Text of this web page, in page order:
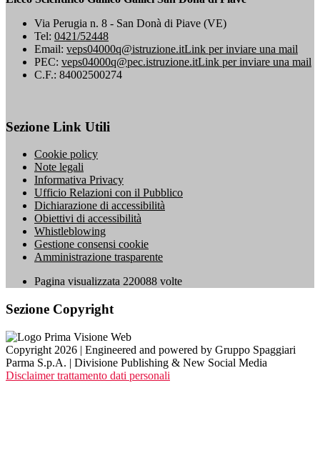
Via Perugia n. 8 - San Donà di Piave (VE)
Tel: 0421/52448
Email: veps04000q@istruzione.itLink per inviare una mail
PEC: veps04000q@pec.istruzione.itLink per inviare una mail
C.F.: 84002500274
Sezione Link Utili
Cookie policy
Note legali
Informativa Privacy
Ufficio Relazioni con il Pubblico
Dichiarazione di accessibilità
Obiettivi di accessibilità
Whistleblowing
Gestione consensi cookie
Amministrazione trasparente
Pagina visualizzata 220088 volte
Sezione Copyright
Copyright 2026 | Engineered and powered by Gruppo Spaggiari
Parma S.p.A. | Divisione Publishing & New Social Media
Disclaimer trattamento dati personali